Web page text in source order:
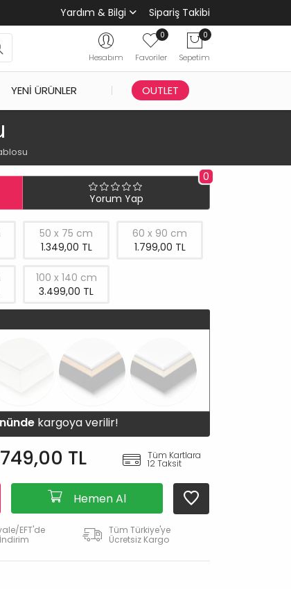
Yardım & Bilgi Sipariş Takibi
Hesabım
0
Favoriler
0
Sepetim
YENI ÜRÜNLER OUTLET
0
Yorum Yap
50 x 75 cm
1.349,00 TL
60 x 90 cm
1.799,00 TL
100 x 140 cm
3.499,00 TL
kargoya verilir!
749,00 TL Tüm Kartlara
12 Taksit
Hemen Al
EFT'de
Tüm Türkiye'ye
Ücretsiz Kargo